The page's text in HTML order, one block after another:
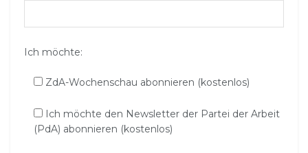
Ich möchte:
ZdA-Wochenschau abonnieren (kostenlos)
Ich möchte den Newsletter der Partei der Arbeit
(PdA) abonnieren (kostenlos)